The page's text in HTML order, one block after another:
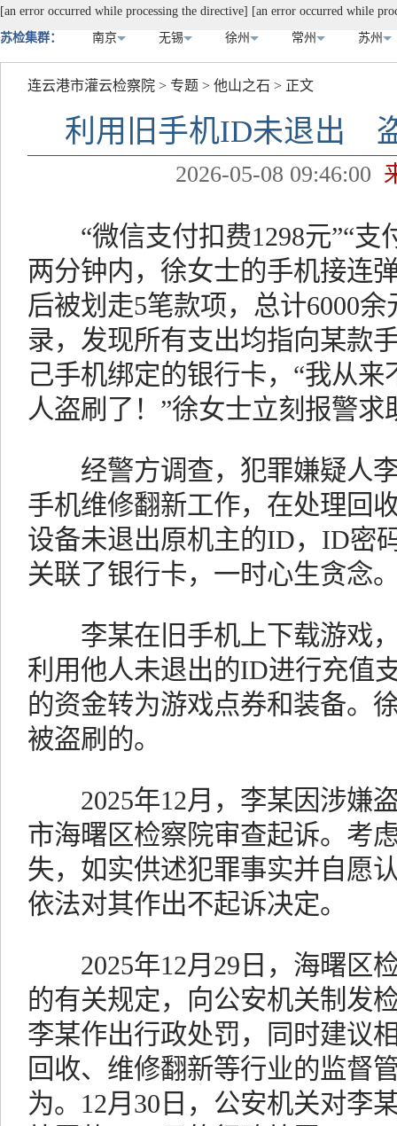
[an error occurred while processing the directive] [an error occurred while
苏检集群：
南京 无锡 徐州 常州 苏州
连云港市灌云检察院 > 专题 > 他山之石 > 正文
利用旧手机ID未退出
2026-05-08 09:46:00
“微信支付扣费1298元”“支
两分钟内，徐女士的手机接连
后被划走5笔款项，总计6000
录，发现所有支出均指向某款
己手机绑定的银行卡，“我从
人盗刷了！”徐女士立刻报警求
经警方调查，犯罪嫌疑人李
手机维修翻新工作，在处理回
设备未退出原机主的ID，ID密
关联了银行卡，一时心生贪念
李某在旧手机上下载游戏，
利用他人未退出的ID进行充值
的资金转为游戏点券和装备。
被盗刷的。
2025年12月，李某因涉嫌
市海曙区检察院审查起诉。考
失，如实供述犯罪事实并自愿
依法对其作出不起诉决定。
2025年12月29日，海曙区
的有关规定，向公安机关制发
李某作出行政处罚，同时建议
回收、维修翻新等行业的监督
为。12月30日，公安机关对李